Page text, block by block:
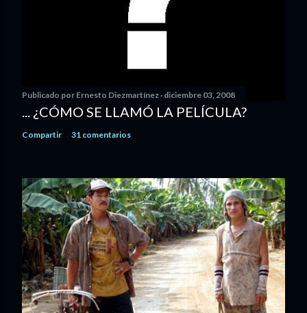
Publicado por Ernesto Diezmartínez diciembre 03, 2008
... ¿CÓMO SE LLAMÓ LA PELÍCULA?
Compartir 31 comentarios